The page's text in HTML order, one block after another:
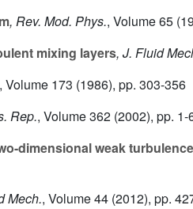
, Rev. Mod. Phys., Volume 65
mixing layers, J. Fluid
, Volume 173 (1986), pp. 303-356
Rep., Volume 362 (2002), pp. 1-
dimensional weak turbulence
Mech., Volume 44 (2012), pp.